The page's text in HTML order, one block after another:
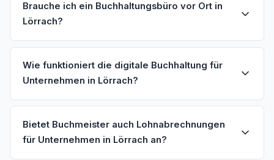
Brauche ich ein Buchhaltungsbüro vor Ort in
Lörrach?
Wie funktioniert die digitale Buchhaltung für
Unternehmen in Lörrach?
Bietet Buchmeister auch Lohnabrechnungen
für Unternehmen in Lörrach an?